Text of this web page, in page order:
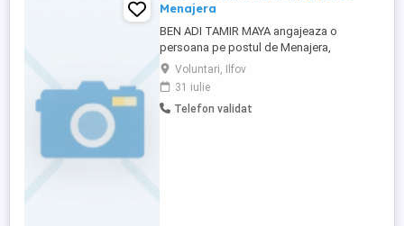
Menajera
BEN ADI TAMIR MAYA angajeaza o
persoana pe postul de Menajera,
cunoscatoare a limbii engleze.Interviul va
fi in Pipera Tunari, nr 198, Vila 29, Voluntari
judetul Ilfov, in data de 03 august 2026,
ora 09:30.
Voluntari, Ilfov
31 iulie
Telefon validat